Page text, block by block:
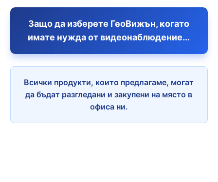
Защо да изберете ГеоВижън, когато
имате нужда от видеонаблюдение...
Всички продукти, които предлагаме, могат
да бъдат разгледани и закупени на място в
офиса ни.